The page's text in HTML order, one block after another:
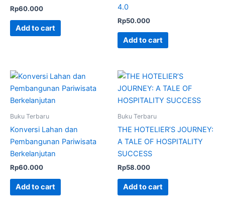
Rp60.000
Add to cart
4.0
Rp50.000
Add to cart
Buku Terbaru
Konversi Lahan dan
Pembangunan Pariwisata
Berkelanjutan
Rp60.000
Add to cart
Buku Terbaru
THE HOTELIER’S JOURNEY:
A TALE OF HOSPITALITY
SUCCESS
Rp58.000
Add to cart